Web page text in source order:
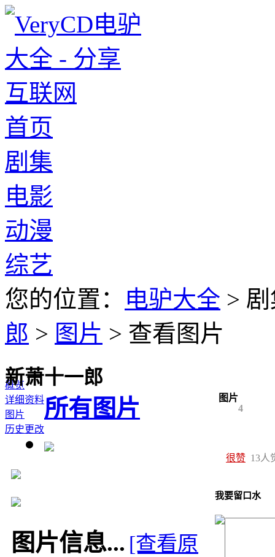
首页
剧集
电影
动漫
综艺
您的位置：
电驴大全 >
郎 > 图片 > 查看图片
新萧十一郎
概览
详细资料
图片
历史更改
图片
4
很赞 13人
我要留口水
所有图片
图片信息... [查看原